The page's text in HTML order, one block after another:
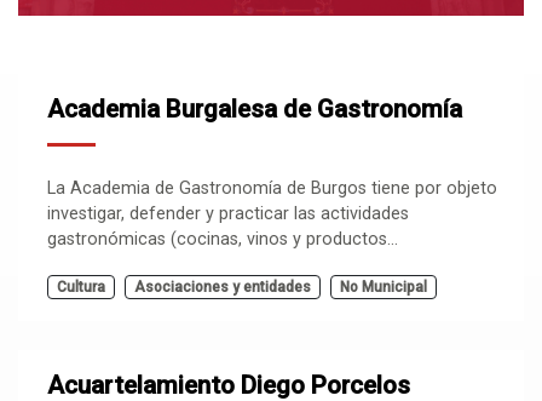
Academia Burgalesa de Gastronomía
La Academia de Gastronomía de Burgos tiene por objeto
investigar, defender y practicar las actividades
gastronómicas (cocinas, vinos y productos...
Cultura Asociaciones y entidades No Municipal
Acuartelamiento Diego Porcelos